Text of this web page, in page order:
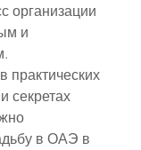
организации
и
практических
секретах
в ОАЭ в